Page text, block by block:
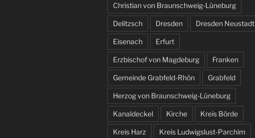
Christian von Braunschweig-Lüneburg
Delitzsch Dresden Dresden Neustadt
Eisenach Erfurt
Erzbischof von Magdeburg Franken
Gemeinde Grabfeld-Rhön Grabfeld
Herzog von Braunschweig-Lüneburg
Kanaldeckel Kirche Kreis Börde
Kreis Harz Kreis Ludwigslust-Parchim